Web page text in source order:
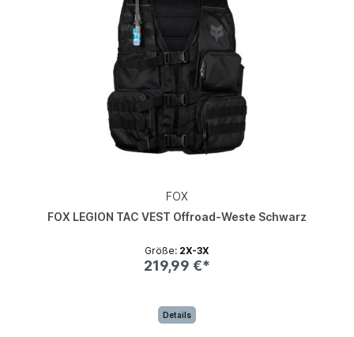
FOX
FOX LEGION TAC VEST Offroad-Weste Schwarz
Größe: 2X-3X
219,99 €*
Details